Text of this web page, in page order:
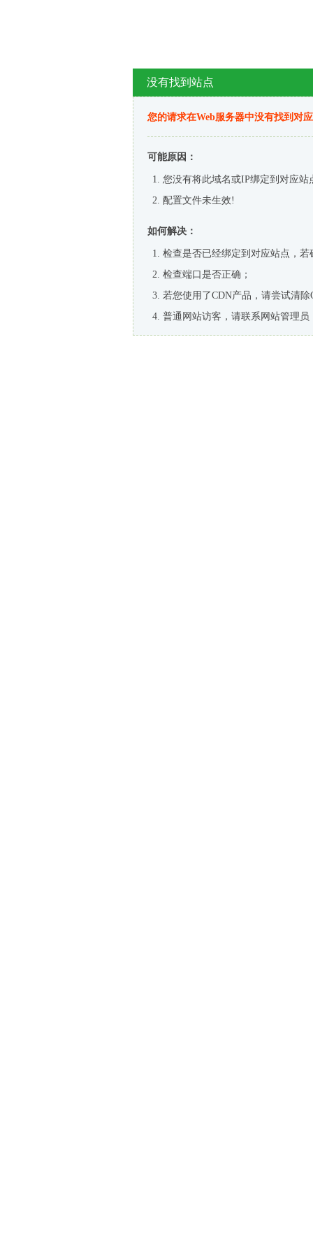
没有找到站点
您的请求在Web服务器中没有找到对
可能原因：
您没有将此域名或IP绑定到对应站
配置文件未生效!
如何解决：
检查是否已经绑定到对应站点，
检查端口是否正确；
若您使用了CDN产品，请尝试清除
普通网站访客，请联系网站管理员